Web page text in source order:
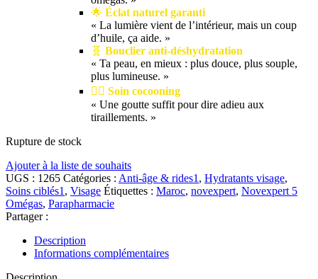
🌟 Éclat naturel garanti
« La lumière vient de l’intérieur, mais un coup
d’huile, ça aide. »
🧬 Bouclier anti-déshydratation
« Ta peau, en mieux : plus douce, plus souple,
plus lumineuse. »
🧘‍♀️ Soin cocooning
« Une goutte suffit pour dire adieu aux
tiraillements. »
Rupture de stock
Ajouter à la liste de souhaits
UGS : 1265 Catégories : Anti-âge & rides1 , Hydratants visage,
Soins ciblés1 , Visage Étiquettes : Maroc, novexpert, Novexpert 5
Omégas, Parapharmacie
Partager :
Description
Informations complémentaires